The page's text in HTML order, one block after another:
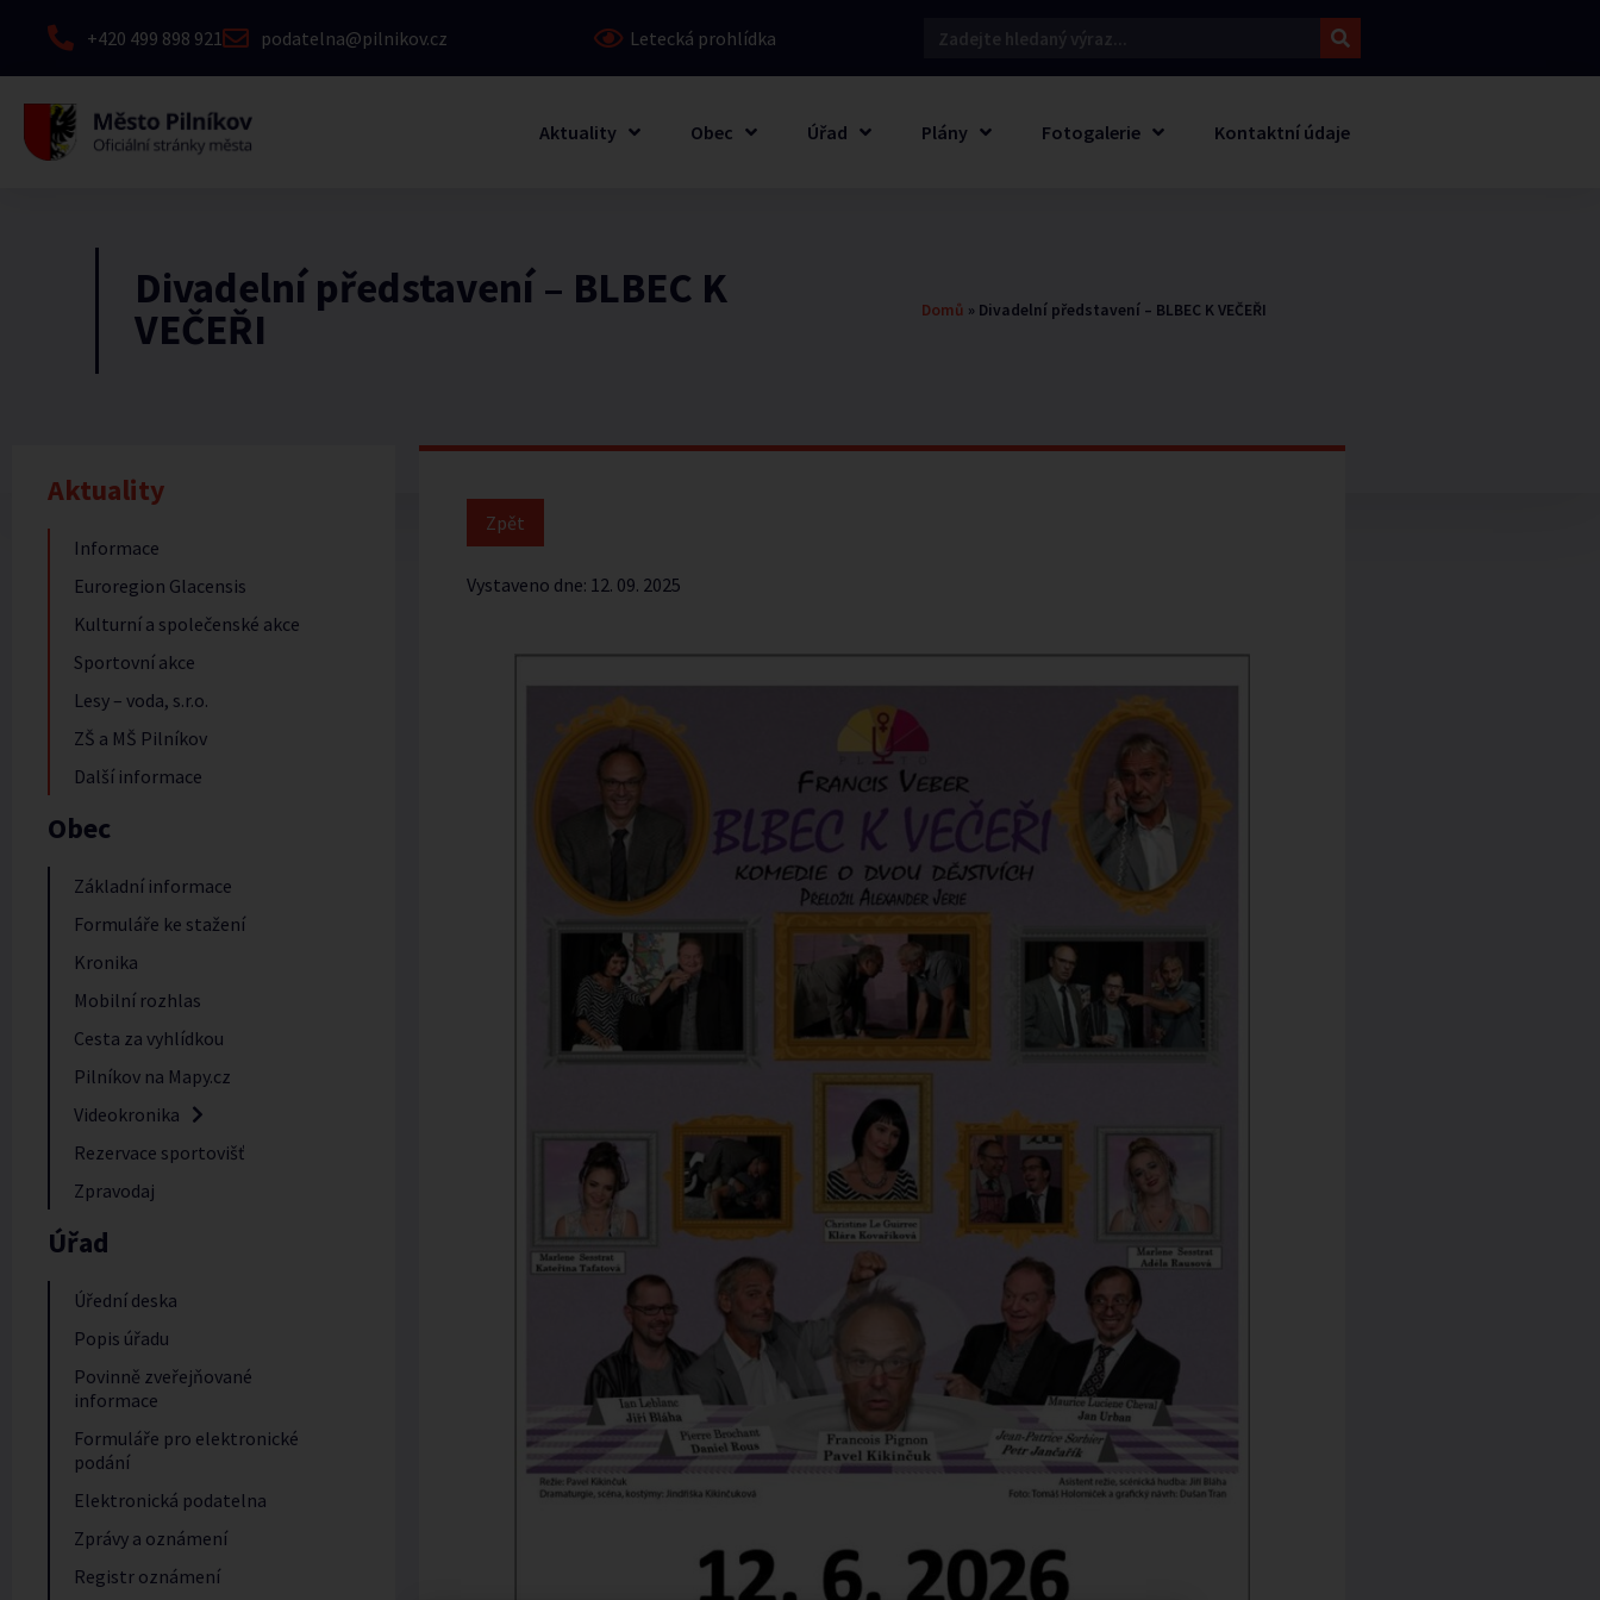
+420 499 898 921 podatelna@pilnikov.cz Letecká prohlídka
Aktuality Obec Úřad Plány Fotogalerie Kontaktní údaje
Divadelní představení – BLBEC K
VEČEŘI Domů » Divadelní představení – BLBEC K VEČEŘI
Aktuality
Informace
Euroregion Glacensis
Kulturní a společenské akce
Sportovní akce
Lesy – voda, s.r.o.
ZŠ a MŠ Pilníkov
Další informace
Obec
Základní informace
Formuláře ke stažení
Kronika
Mobilní rozhlas
Cesta za vyhlídkou
Pilníkov na Mapy.cz
Videokronika
Rezervace sportovišť
Zpravodaj
Úřad
Úřední deska
Popis úřadu
Povinně zveřejňované
informace
Formuláře pro elektronické
podání
Elektronická podatelna
Zprávy a oznámení
Registr oznámení
Vystaveno dne: 12. 09. 2025